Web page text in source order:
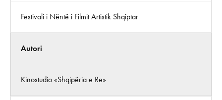
Festivali i Nëntë i Filmit Artistik Shqiptar
Autori
Kinostudio «Shqipëria e Re»